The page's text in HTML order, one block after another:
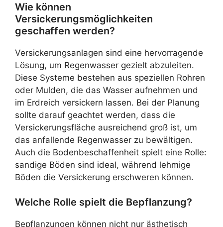
Wie können
Versickerungsmöglichkeiten
geschaffen werden?
Versickerungsanlagen sind eine hervorragende
Lösung, um Regenwasser gezielt abzuleiten.
Diese Systeme bestehen aus speziellen Rohren
oder Mulden, die das Wasser aufnehmen und
im Erdreich versickern lassen. Bei der Planung
sollte darauf geachtet werden, dass die
Versickerungsfläche ausreichend groß ist, um
das anfallende Regenwasser zu bewältigen.
Auch die Bodenbeschaffenheit spielt eine Rolle:
sandige Böden sind ideal, während lehmige
Böden die Versickerung erschweren können.
Welche Rolle spielt die Bepflanzung?
Bepflanzungen können nicht nur ästhetisch